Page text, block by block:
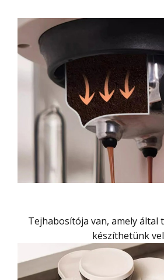
Tejhabosítója van, amely által többféle kávét is
készíthetünk